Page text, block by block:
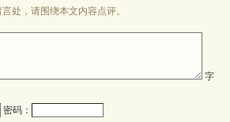
处，请围绕本文内容点评。
字
密码：